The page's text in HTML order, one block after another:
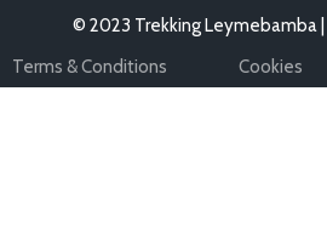
© 2023 Trekking Leymebamba |
Terms & Conditions
Cookies